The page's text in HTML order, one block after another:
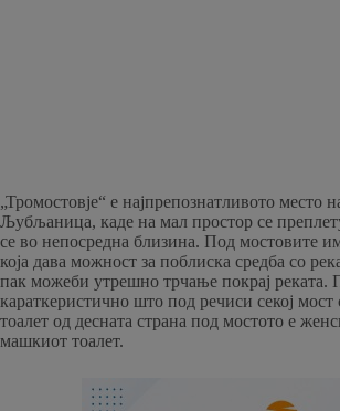
„Тромостовје“ е најпрепознатливото место
Љубљаница, каде на мал простор се
се во непосредна близина. Под мостовите
која дава можност за поблиска средба со
пак можеби утрешно трчање покрај реката.
караткеристично што под речиси секој мост
тоалет од десната страна под мостото е
машкиот тоалет.